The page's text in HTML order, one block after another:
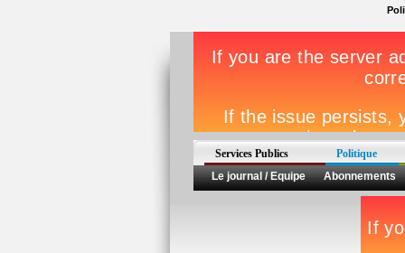
Services Publics
Politique
Le journal / Equipe
Abonnements